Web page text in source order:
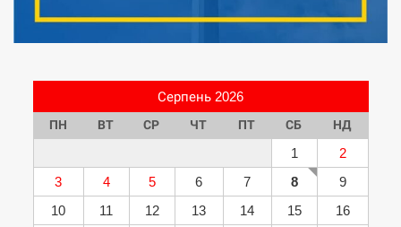
Серпень 2026
ПН ВТ СР ЧТ ПТ СБ НД
1
2
3
4 5 6 7 8
9
10
11 12 13 14 15
16